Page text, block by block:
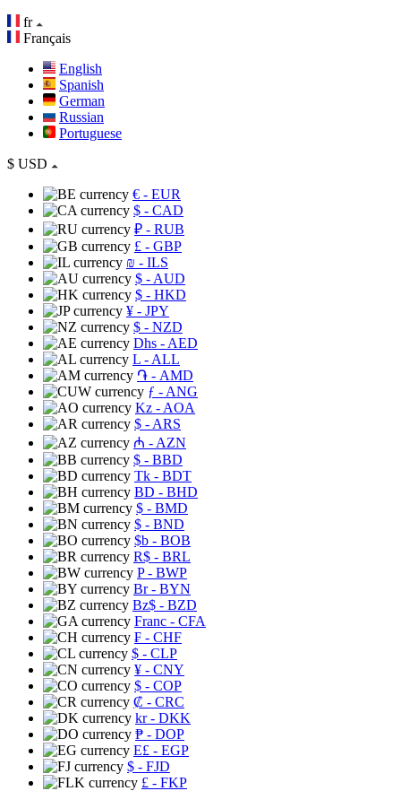
fr
Français
English
Spanish
German
Russian
Portuguese
$ USD
€ - EUR
$ - CAD
₽ - RUB
£ - GBP
₪ - ILS
$ - AUD
$ - HKD
¥ - JPY
$ - NZD
Dhs - AED
L - ALL
֏ - AMD
ƒ - ANG
Kz - AOA
$ - ARS
₼ - AZN
$ - BBD
Tk - BDT
BD - BHD
$ - BMD
$ - BND
$b - BOB
R$ - BRL
P- BWP
Br- BYN
Bz$ - BZD
Franc - CFA
₣ - CHF
$ - CLP
¥ - CNY
$ - COP
₡ - CRC
kr- DKK
₱ - DOP
E£ - EGP
$ - FJD
£ - FKP